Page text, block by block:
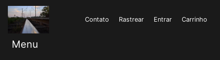
Contato Rastrear Entrar Carrinho
Menu